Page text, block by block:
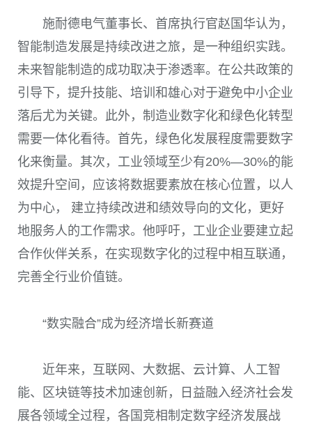
施耐德电气董事长、首席执行官赵国华认为，
智能制造发展是持续改进之旅，是一种组织实践。
未来智能制造的成功取决于渗透率。在公共政策的
引导下，提升技能、培训和雄心对于避免中小企业
落后尤为关键。此外，制造业数字化和绿色化转型
需要一体化看待。首先，绿色化发展程度需要数字
化来衡量。其次，工业领域至少有20%—30%的能
效提升空间，应该将数据要素放在核心位置，以人
为中心， 建立持续改进和绩效导向的文化，更好
地服务人的工作需求。他呼吁，工业企业要建立起
合作伙伴关系，在实现数字化的过程中相互联通，
完善全行业价值链。
“数实融合”成为经济增长新赛道
近年来，互联网、大数据、云计算、人工智
能、区块链等技术加速创新，日益融入经济社会发
展各领域全过程，各国竞相制定数字经济发展战